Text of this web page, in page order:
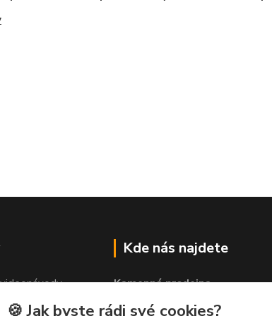
Kde nás najdete
Kamenná prodejna
🍪 Jak byste rádi své cookies?